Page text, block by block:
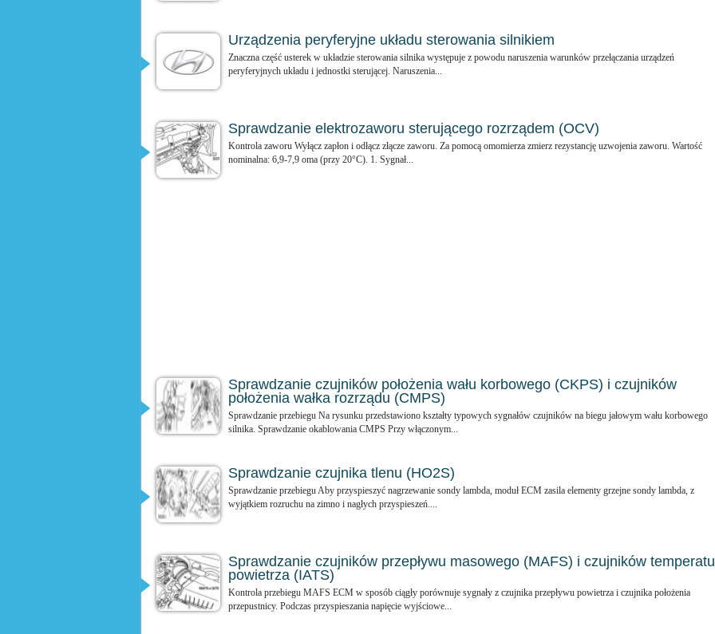
Urządzenia peryferyjne układu sterowania silnikiem
Znaczna część usterek w układzie sterowania silnika występuje z powodu naruszenia warunków przełączania urządzeń
peryferyjnych układu i jednostki sterującej. Naruszenia...
Sprawdzanie elektrozaworu sterującego rozrządem (OCV)
Kontrola zaworu Wyłącz zapłon i odłącz złącze zaworu. Za pomocą omomierza zmierz rezystancję uzwojenia zaworu. Wartość
nominalna: 6,9-7,9 oma (przy 20°C). 1. Sygnał...
Sprawdzanie czujników położenia wału korbowego (CKPS) i czujników
położenia wałka rozrządu (CMPS)
Sprawdzanie przebiegu Na rysunku przedstawiono kształty typowych sygnałów czujników na biegu jałowym wału korbowego
silnika. Sprawdzanie okablowania CMPS Przy włączonym...
Sprawdzanie czujnika tlenu (HO2S)
Sprawdzanie przebiegu Aby przyspieszyć nagrzewanie sondy lambda, moduł ECM zasila elementy grzejne sondy lambda, z
wyjątkiem rozruchu na zimno i nagłych przyspieszeń....
Sprawdzanie czujników przepływu masowego (MAFS) i czujników
powietrza (IATS)
Kontrola przebiegu MAFS ECM w sposób ciągły porównuje sygnały z czujnika przepływu powietrza i czujnika położenia
przepustnicy. Podczas przyspieszania napięcie wyjściowe...